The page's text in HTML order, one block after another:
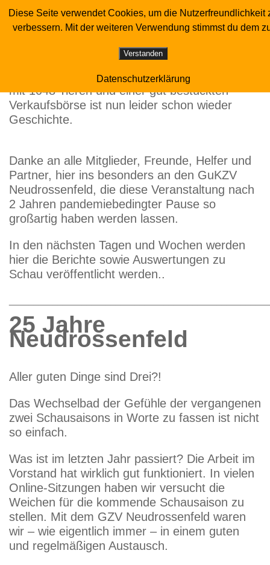
Zum Inhalt springen Sonderverein der Luchstaubenzüchter
Die 56. Hauptsonderschau der Luchstauben
mit 1048 Tieren und einer gut bestückten
Verkaufsbörse ist nun leider schon wieder
Geschichte.
Danke an alle Mitglieder, Freunde, Helfer und
Partner, hier ins besonders an den GuKZV
Neudrossenfeld, die diese Veranstaltung nach
2 Jahren pandemiebedingter Pause so
großartig haben werden lassen.
In den nächsten Tagen und Wochen werden
hier die Berichte sowie Auswertungen zu
Schau veröffentlicht werden..
25 Jahre
Neudrossenfeld
Aller guten Dinge sind Drei?!
Das Wechselbad der Gefühle der vergangenen
zwei Schausaisons in Worte zu fassen ist nicht
so einfach.
Was ist im letzten Jahr passiert? Die Arbeit im
Vorstand hat wirklich gut funktioniert. In vielen
Online-Sitzungen haben wir versucht die
Weichen für die kommende Schausaison zu
stellen. Mit dem GZV Neudrossenfeld waren
wir – wie eigentlich immer – in einem guten
und regelmäßigen Austausch.
Diese Seite verwendet Cookies, um die Nutzerfreundlichkeit
verbessern. Mit der weiteren Verwendung stimmst du dem
Verstanden
Datenschutzerklärung